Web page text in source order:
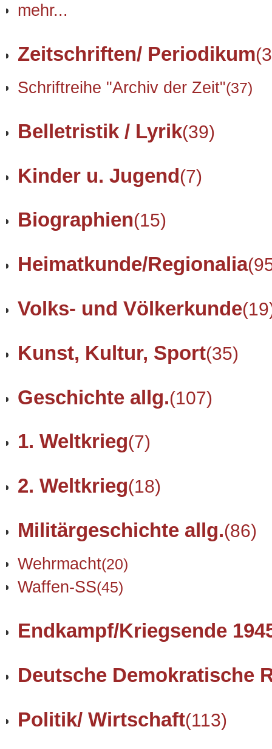
mehr...
Zeitschriften/ Periodikum
Schriftreihe "Archiv der Zeit"(37)
Belletristik / Lyrik(39)
Kinder u. Jugend(7)
Biographien(15)
Heimatkunde/Regionalia
Volks- und Völkerkunde
Kunst, Kultur, Sport(35)
Geschichte allg.(107)
1. Weltkrieg(7)
2. Weltkrieg(18)
Militärgeschichte allg.(86)
Wehrmacht(20)
Waffen-SS(45)
Endkampf/Kriegsende
Deutsche Demokratische
Politik/ Wirtschaft(113)